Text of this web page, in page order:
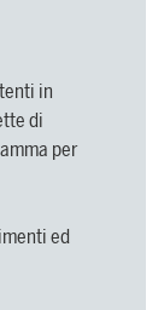
in
di
per
ed